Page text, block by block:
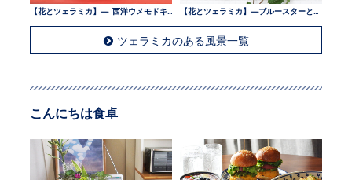
ツェラミカのある風景一覧
こんにちは食卓